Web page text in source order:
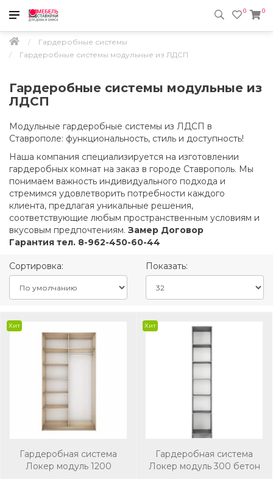
0
0
Гардеробные системы
Гардеробные системы модульные из ЛДСП
Гардеробные системы модульные из
ЛДСП
Модульные гардеробные системы из ЛДСП в
Ставрополе: функциональность, стиль и доступность!
Наша компания специализируется на изготовлении
гардеробных комнат на заказ в городе Ставрополь. Мы
понимаем важность индивидуального подхода и
стремимся удовлетворить потребности каждого
клиента, предлагая уникальные решения,
соответствующие любым пространственным условиям и
вкусовым предпочтениям. Замер Договор
Гарантия тел. 8-962-450-60-44
Сортировка: Показать:
Хит
Гардеробная система
Локер модуль 1200
Хит
Гардеробная система
Локер модуль 300 бетон